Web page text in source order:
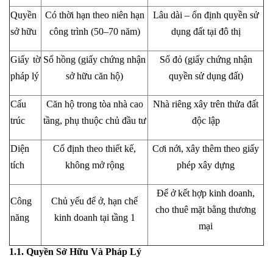
Quyền
sở hữu
Có thời hạn theo niên hạn
công trình (50–70 năm)
Lâu dài – ổn định quyền sử
dụng đất tại đô thị
Giấy tờ
pháp lý
Sổ hồng (giấy chứng nhận
sở hữu căn hộ)
Sổ đỏ (giấy chứng nhận
quyền sử dụng đất)
Cấu
trúc
Căn hộ trong tòa nhà cao
tầng, phụ thuộc chủ đầu tư
Nhà riêng xây trên thửa đất
độc lập
Diện
tích
Cố định theo thiết kế,
không mở rộng
Cơi nới, xây thêm theo giấy
phép xây dựng
Công
năng
Chủ yếu để ở, hạn chế
kinh doanh tại tầng 1
Để ở kết hợp kinh doanh,
cho thuê mặt bằng thương
mại
1.1. Quyền Sở Hữu Và Pháp Lý